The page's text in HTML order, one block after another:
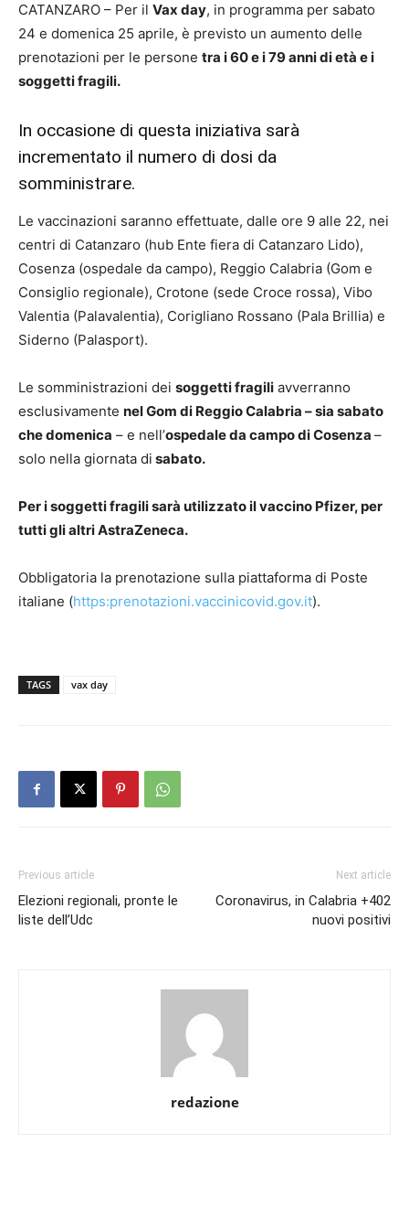
CATANZARO – Per il Vax day, in programma per sabato
24 e domenica 25 aprile, è previsto un aumento delle
prenotazioni per le persone tra i 60 e i 79 anni di età e i
soggetti fragili.
In occasione di questa iniziativa sarà
incrementato il numero di dosi da
somministrare.
Le vaccinazioni saranno effettuate, dalle ore 9 alle 22, nei
centri di Catanzaro (hub Ente fiera di Catanzaro Lido),
Cosenza (ospedale da campo), Reggio Calabria (Gom e
Consiglio regionale), Crotone (sede Croce rossa), Vibo
Valentia (Palavalentia), Corigliano Rossano (Pala Brillia) e
Siderno (Palasport).
Le somministrazioni dei soggetti fragili avverranno
esclusivamente nel Gom di Reggio Calabria – sia sabato
che domenica – e nell’ospedale da campo di Cosenza –
solo nella giornata di sabato.
Per i soggetti fragili sarà utilizzato il vaccino Pfizer, per
tutti gli altri AstraZeneca.
Obbligatoria la prenotazione sulla piattaforma di Poste
italiane (https:prenotazioni.vaccinicovid.gov.it).
TAGS vax day
Previous article
Elezioni regionali, pronte le
liste dell’Udc
Next article
Coronavirus, in Calabria +402
nuovi positivi
redazione